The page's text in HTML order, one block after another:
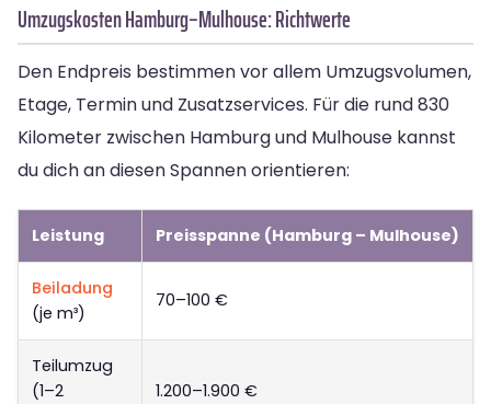
Umzugskosten Hamburg–Mulhouse: Richtwerte
Den Endpreis bestimmen vor allem Umzugsvolumen,
Etage, Termin und Zusatzservices. Für die rund 830
Kilometer zwischen Hamburg und Mulhouse kannst
du dich an diesen Spannen orientieren:
Leistung Preisspanne (Hamburg – Mulhouse)
Beiladung
(je m³)
70–100 €
Teilumzug
(1–2
1.200–1.900 €